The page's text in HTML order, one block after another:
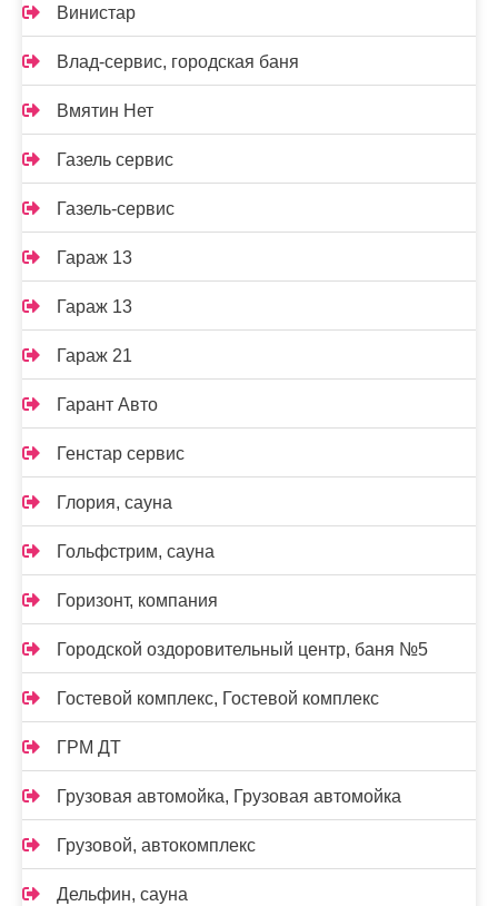
Винистар
Влад-сервис, городская баня
Вмятин Нет
Газель сервис
Газель-сервис
Гараж 13
Гараж 13
Гараж 21
Гарант Авто
Генстар сервис
Глория, сауна
Гольфстрим, сауна
Горизонт, компания
Городской оздоровительный центр, баня №5
Гостевой комплекс, Гостевой комплекс
ГРМ ДТ
Грузовая автомойка, Грузовая автомойка
Грузовой, автокомплекс
Дельфин, сауна